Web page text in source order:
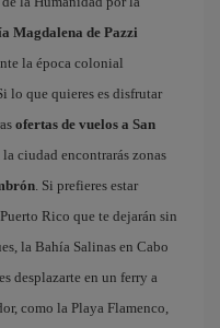
Magdalena de Pazzi
la época colonial
lo que quieres es disfrutar
ofertas de vuelos a San
ciudad encontrarás zonas
. Si prefieres estar
Rico que te dejarán sin
la Bahía Salinas en Cabo
desplazarte en un ferry a
como la Playa Flamenco,